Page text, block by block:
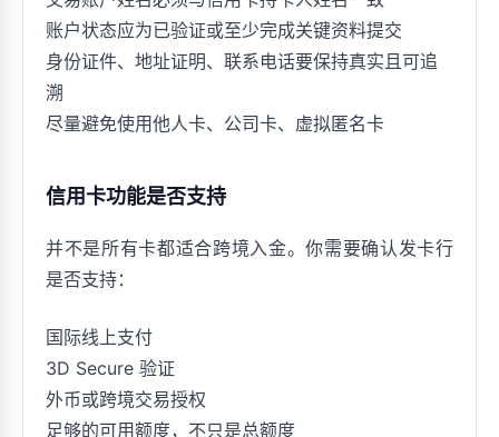
账户状态应为已验证或至少完成关键资料提交
身份证件、地址证明、联系电话要保持真实且可追
溯
尽量避免使用他人卡、公司卡、虚拟匿名卡
信用卡功能是否支持
并不是所有卡都适合跨境入金。你需要确认发卡行
是否支持：
国际线上支付
3D Secure 验证
外币或跨境交易授权
足够的可用额度，不只是总额度